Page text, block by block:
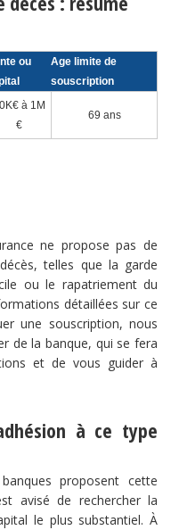
ou
Age limite de
souscription
à 1M
€
69 ans
ne propose pas de
telles que la garde
ou le rapatriement du
détaillées sur ce
une souscription, nous
de la banque, qui se fera
et de vous guider à
à ce type
proposent cette
avisé de rechercher la
le plus substantiel. À